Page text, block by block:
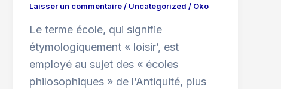
Laisser un commentaire/ Uncategorized / Oko
Le terme école, qui signifie
étymologiquement « loisir’, est
employé au sujet des « écoles
philosophiques » de l’Antiquité, plus